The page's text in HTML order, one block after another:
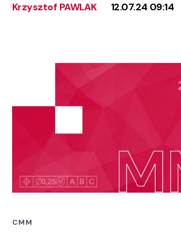
Krzysztof PAWLAK 12.07.24 09:14
CMM